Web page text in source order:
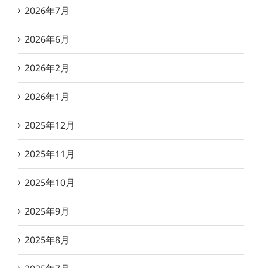
2026年7月
2026年6月
2026年2月
2026年1月
2025年12月
2025年11月
2025年10月
2025年9月
2025年8月